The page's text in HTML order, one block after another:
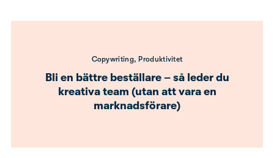
Copywriting, Produktivitet
Bli en bättre beställare – så leder du
kreativa team (utan att vara en
marknadsförare)